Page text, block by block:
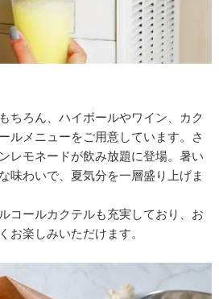
ちろん、ハイボールやワイン、カク
ルメニューをご用意しています。さ
レモネードが飲み放題に登場。暑い
味わいで、夏気分を一層盛り上げま
コールカクテルも充実しており、お
お楽しみいただけます。